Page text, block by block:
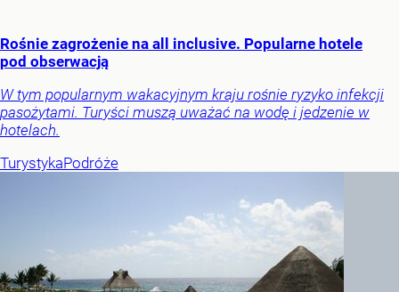
Rośnie zagrożenie na all inclusive. Popularne hotele
pod obserwacją
W tym popularnym wakacyjnym kraju rośnie ryzyko infekcji
pasożytami. Turyści muszą uważać na wodę i jedzenie w
hotelach.
TurystykaPodróże